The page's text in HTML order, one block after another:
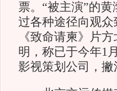
票。“被主演”的
过各种途径向观
《致命请柬》片
明，称已于今年1
影视策划公司，撇